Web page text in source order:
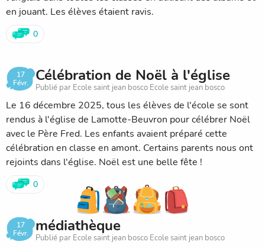
en jouant. Les élèves étaient ravis.
0
17
Févr.
Célébration de Noël à l'église
Publié par Ecole saint jean bosco Ecole saint jean bosco
Le 16 décembre 2025, tous les élèves de l'école se sont
rendus à l'église de Lamotte-Beuvron pour célébrer Noël
avec le Père Fred. Les enfants avaient préparé cette
célébration en classe en amont. Certains parents nous ont
rejoints dans l'église. Noël est une belle fête !
0
17
Févr.
médiathèque
Publié par Ecole saint jean bosco Ecole saint jean bosco